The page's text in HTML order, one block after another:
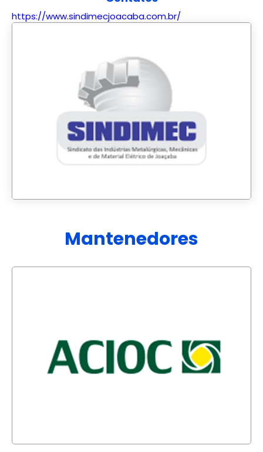
https://www.sindimecjoacaba.com.br/
Mantenedores